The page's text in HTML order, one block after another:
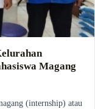
Magang
(internship) atau